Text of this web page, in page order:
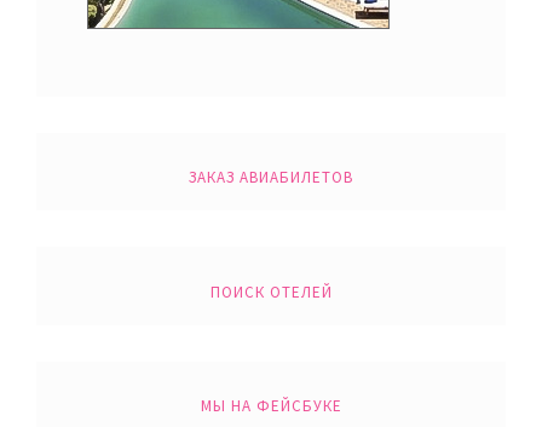
ЗАКАЗ АВИАБИЛЕТОВ
ПОИСК ОТЕЛЕЙ
МЫ НА ФЕЙСБУКЕ